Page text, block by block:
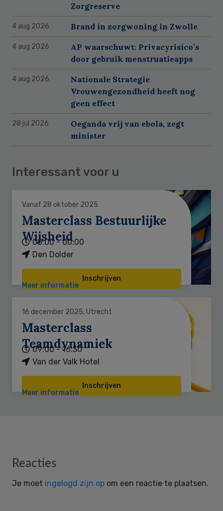
Zorgreserve
4 aug 2026 Brand in zorgwoning in Zwolle
4 aug 2026
AP waarschuwt: Privacyrisico’s
door gebruik menstruatieapps
4 aug 2026
Nationale Strategie
Vrouwengezondheid heeft nog
geen effect
28 jul 2026
Oeganda vrij van ebola, zegt
minister
Interessant voor u
Vanaf 28 oktober 2025
Masterclass Bestuurlijke
Wijsheid
00:00 - 00:00
Den Dolder
Inschrijven
Meer informatie
16 december 2025, Utrecht
Masterclass
Teamdynamiek
09:00 - 16:30
Van der Valk Hotel
Inschrijven
Meer informatie
Reader
Reacties
Je moet ingelogd zijn op om een reactie te plaatsen.